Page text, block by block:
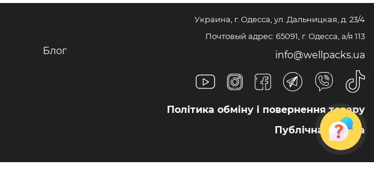
Блог
Украина, г. Одесса, ул. Дальницкая, д. 23/4
Почтовый адрес: 65091, г. Одесса, а/я 113
info@wellpacks.ua
Політика обміну і повернення товару
Публічна оферта